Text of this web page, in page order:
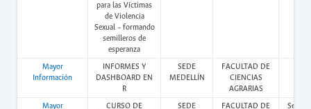
para las Víctimas
de Violencia
Sexual – formando
semilleros de
esperanza
Mayor
Información
INFORMES Y
DASHBOARD EN
R
SEDE
MEDELLÍN
FACULTAD DE
CIENCIAS
AGRARIAS
Mayor
CURSO DE
SEDE
FACULTAD DE